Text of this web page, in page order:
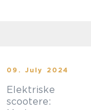
09. July 2024
Elektriske
scootere: